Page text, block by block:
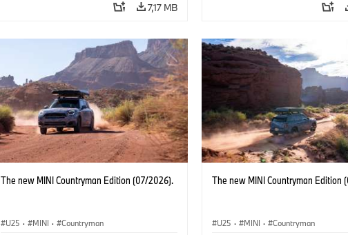
7,17 MB
The new MINI Countryman Edition (07/2026).
U25 · MINI · Countryman
The new MINI Countryman Edition
U25 · MINI · Countryman